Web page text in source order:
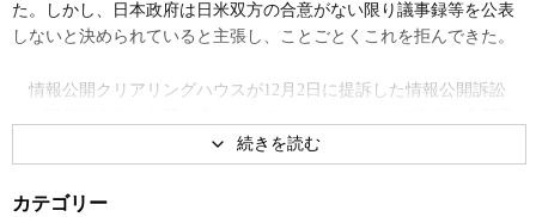
た。しかし、日本政府は日米双方の合意がない限り議事録等を公表
しないと決められていると主張し、ことごとくこれを拒んできた。
情報公開クリアリングハウスが12月2日に提訴した情報公開訴訟
の根拠としてきた「日米双方の合意がない限り公表しない」ことの
根拠となっている議事録部分のみの公開を求めた点に特徴がある。
カテゴリー